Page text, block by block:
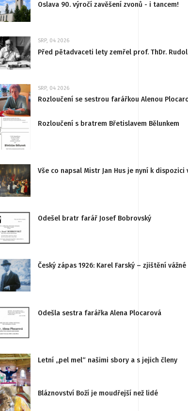
Oslava 90. výročí zavěšení zvonů - i tancem!
SRP, 04 2026
Před pětadvaceti lety zemřel prof. ThDr.
SRP, 04 2026
Rozloučení se sestrou farářkou Alenou
Rozloučení s bratrem Břetislavem Bělunkem
Vše co napsal Mistr Jan Hus je nyní k
Odešel bratr farář Josef Bobrovský
Český zápas 1926: Karel Farský – zjištění
Odešla sestra farářka Alena Plocarová
Letní „pel mel“ našimi sbory a s jejich členy
Bláznovství Boží je moudřejší než lidé